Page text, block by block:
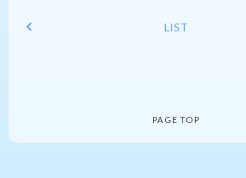
LIST
PAGE TOP